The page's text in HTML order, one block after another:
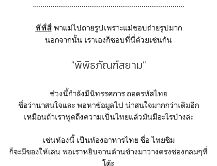
..............................................................................
ที่ที่สี่พาแม่ไปถ่ายรูปเพราะแม่ชอบถ่ายรูปมาก
นอกจากนั้น เราเองก็ชอบที่นี่ด้วยเช่นกัน
"พิพิธภัณฑ์สยาม"
ช่วงนี้กำลังมีนิทรรศการ ถอดรหัสไทย
ชื่อว่าน่าสนใจและ พอหาข้อมูลไป น่าสนใจมากกว่าเดิมอีก
เหมือนถ้าเราพูดถึงความเป็นไทยแล้วมันมีอะไรบ้างล่ะ
เช่นห้องนี้ เป็นห้องอาหารไทย ชื่อ ไทยชิม
ก็จะมีของให้เล่น พอเราหยิบจานด้านข้างมาวางตรงช่องกลมๆที่
โต๊ะ